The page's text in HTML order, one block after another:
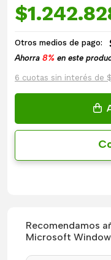
Otros medios de pago:
Ahorra 8% en este
6 cuotas sin interés de
Recomendamos
Microsoft